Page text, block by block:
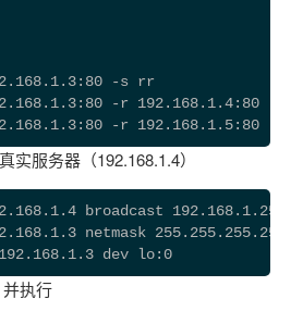
-s rr
-r 192.168.1.4:80 -g
-r 192.168.1.5:80 -g
实服务器（192.168.1.4）
broadcast 192.168.1.255
netmask 255.255.255.255
dev lo:0
执行